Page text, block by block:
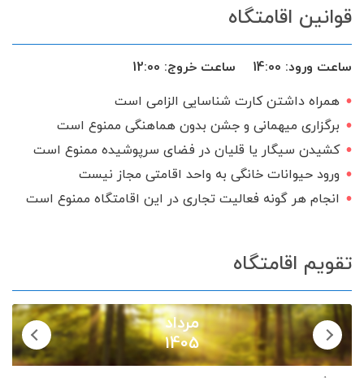
حیاط
میز نهارخوری
سیستم صوتی
ظروف آشپزخانه
اجاق گاز
اینترنت
تحویل 24 ساعته
گیرنده دیجیتال
سرویس ایرانی
قوانین اقامتگاه
ساعت ورود: 14:00 ساعت خروج: 12:00
همراه داشتن کارت شناسایی الزامی است
برگزاری میهمانی و جشن بدون هماهنگی ممنوع است
کشیدن سیگار یا قلیان در فضای سرپوشیده ممنوع است
ورود حیوانات خانگی به واحد اقامتی مجاز نیست
انجام هر گونه فعالیت تجاری در این اقامتگاه ممنوع است
تقویم اقامتگاه
مرداد
1405